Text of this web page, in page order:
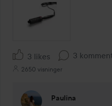
3 likes 3
2650 visninger
Paulina